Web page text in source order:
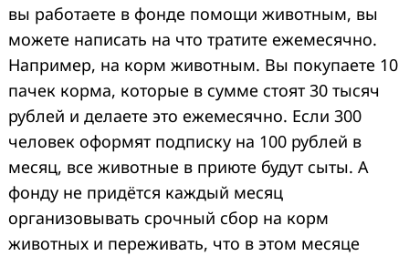
вы работаете в фонде помощи животным, вы
можете написать на что тратите ежемесячно.
Например, на корм животным. Вы покупаете 10
пачек корма, которые в сумме стоят 30 тысяч
рублей и делаете это ежемесячно. Если 300
человек оформят подписку на 100 рублей в
месяц, все животные в приюте будут сыты. А
фонду не придётся каждый месяц
организовывать срочный сбор на корм
животных и переживать, что в этом месяце